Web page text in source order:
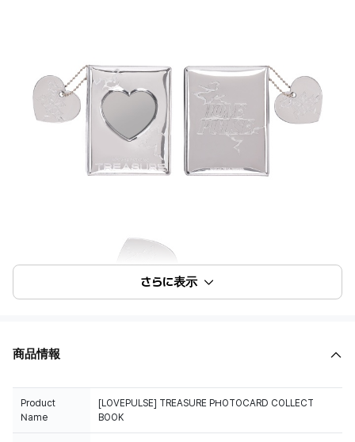
さらに表示
商品情報
Product
Name
[LOVEPULSE] TREASURE PHOTOCARD COLLECT
BOOK